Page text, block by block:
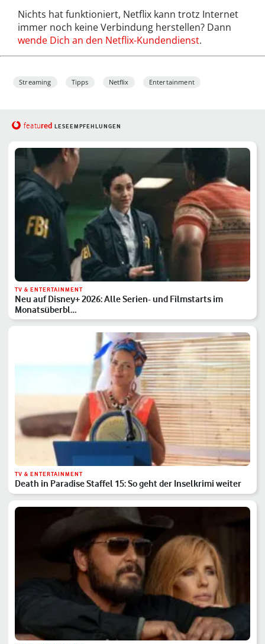
Nichts hat funktioniert, Netflix kann trotz Internet
immer noch keine Verbindung herstellen? Dann
wende Dich an den Netflix-Kundendienst.
Streaming Tipps Netflix Entertainment
featured LESEEMPFEHLUNGEN
TV & ENTERTAINMENT
Neu auf Disney+ 2026: Alle Serien- und Filmstarts im
Monatsüberbl…
TV & ENTERTAINMENT
Death in Paradise Staffel 15: So geht der Inselkrimi weiter